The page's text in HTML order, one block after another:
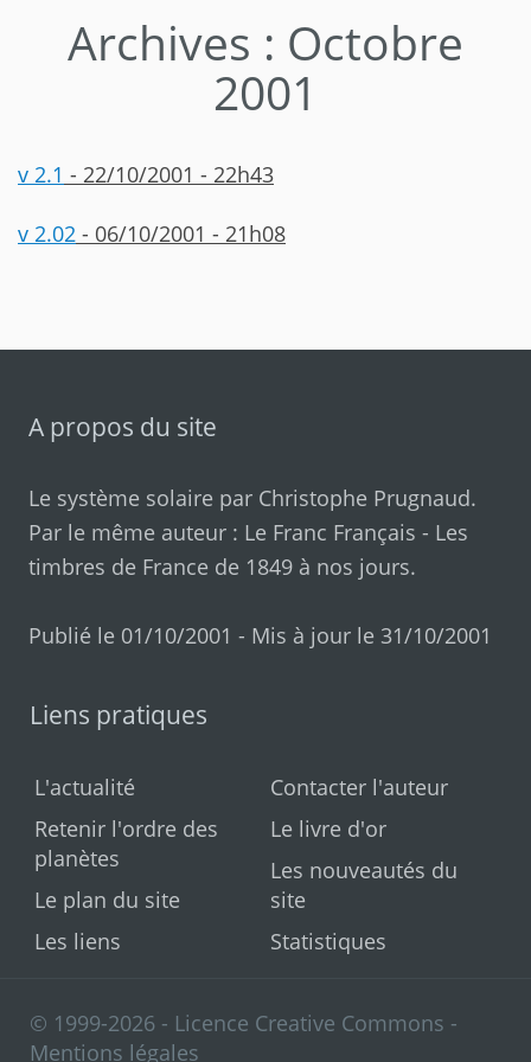
Archives : Octobre
2001
v 2.1 - 22/10/2001 - 22h43
v 2.02 - 06/10/2001 - 21h08
A propos du site
Le système solaire par Christophe Prugnaud.
Par le même auteur : Le Franc Français - Les
timbres de France de 1849 à nos jours.
Publié le 01/10/2001 - Mis à jour le 31/10/2001
Liens pratiques
L'actualité
Retenir l'ordre des
planètes
Le plan du site
Les liens
Contacter l'auteur
Le livre d'or
Les nouveautés du
site
Statistiques
© 1999-2026 - Licence Creative Commons -
Mentions légales